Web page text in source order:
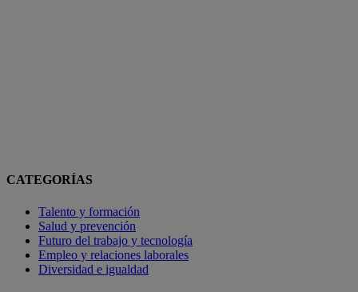
CATEGORÍAS
Talento y formación
Salud y prevención
Futuro del trabajo y tecnología
Empleo y relaciones laborales
Diversidad e igualdad